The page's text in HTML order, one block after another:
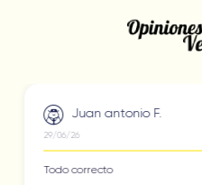
Miguel S.
27/06/26
Me llegó todo como lo